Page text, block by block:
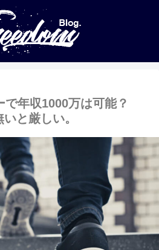
年収1000万は可能？
と厳しい。